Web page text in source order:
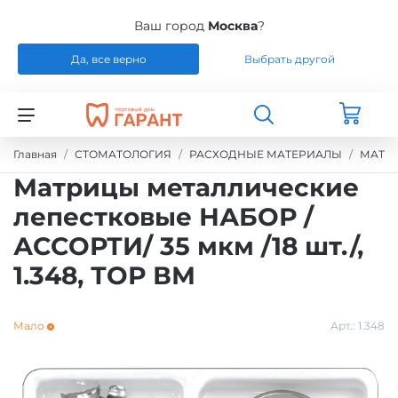
Ваш город Москва?
Да, все верно Выбрать другой
Назад
СТОМАТОЛОГИЯ
Назад
РАСХОДНЫЕ МАТЕРИАЛЫ
ЭНДОДОНТИЧЕСКОЕ ЛЕЧЕНИЕ
ШТИФТЫ СТЕКЛОВОЛОКНО / БЕЗЗОЛЬНЫЕ /
ТИТАН
УПАКОВКА ДЛЯ СТЕРИЛИЗАЦИИ
ПРОВОЛОКА, ГИЛЬЗЫ, ШИНЫ, КЛАММЕРА
ОБОРУДОВАНИЕ
Назад
ЗУБОТЕХНИЧЕСКАЯ ЛАБОРАТОРИЯ
Назад
РАСХОДНЫЕ МАТЕРИАЛЫ
СИЛИКОНЫ
МАТЕРИАЛЫ И ИНСТРУМЕНТЫ ДЛЯ
ПОЛИРОВАНИЯ
ПРИСПОСОБЛЕНИЯ ДЛЯ ИЗГОТОВЛЕНИЯ
Главная СТОМАТОЛОГИЯ РАСХОДНЫЕ МАТЕРИАЛЫ
Матрицы металлические
лепестковые НАБОР /
АССОРТИ/ 35 мкм /18 шт./,
1.348, ТОР ВМ
Мало Арт.: 1.348